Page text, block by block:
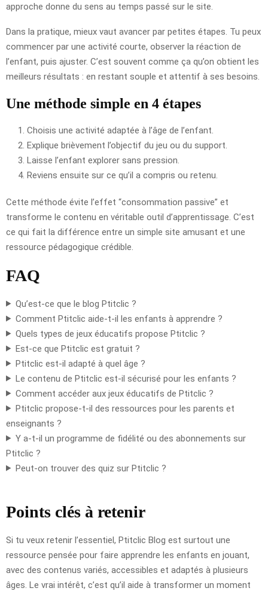
approche donne du sens au temps passé sur le site.
Dans la pratique, mieux vaut avancer par petites étapes. Tu peux
commencer par une activité courte, observer la réaction de
l’enfant, puis ajuster. C’est souvent comme ça qu’on obtient les
meilleurs résultats : en restant souple et attentif à ses besoins.
Une méthode simple en 4 étapes
Choisis une activité adaptée à l’âge de l’enfant.
Explique brièvement l’objectif du jeu ou du support.
Laisse l’enfant explorer sans pression.
Reviens ensuite sur ce qu’il a compris ou retenu.
Cette méthode évite l’effet “consommation passive” et
transforme le contenu en véritable outil d’apprentissage. C’est
ce qui fait la différence entre un simple site amusant et une
ressource pédagogique crédible.
FAQ
Qu’est-ce que le blog Ptitclic ?
Comment Ptitclic aide-t-il les enfants à apprendre ?
Quels types de jeux éducatifs propose Ptitclic ?
Est-ce que Ptitclic est gratuit ?
Ptitclic est-il adapté à quel âge ?
Le contenu de Ptitclic est-il sécurisé pour les enfants ?
Comment accéder aux jeux éducatifs de Ptitclic ?
Ptitclic propose-t-il des ressources pour les parents et
enseignants ?
Y a-t-il un programme de fidélité ou des abonnements sur
Ptitclic ?
Peut-on trouver des quiz sur Ptitclic ?
Points clés à retenir
Si tu veux retenir l’essentiel, Ptitclic Blog est surtout une
ressource pensée pour faire apprendre les enfants en jouant,
avec des contenus variés, accessibles et adaptés à plusieurs
âges. Le vrai intérêt, c’est qu’il aide à transformer un moment